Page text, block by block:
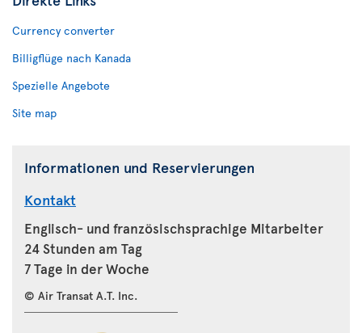
Currency converter
Billigflüge nach Kanada
Spezielle Angebote
Site map
Informationen und Reservierungen
Kontakt
Englisch- und französischsprachige Mitarbeiter
24 Stunden am Tag
7 Tage in der Woche
© Air Transat A.T. Inc.